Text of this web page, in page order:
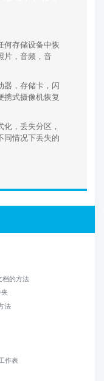
何存储设备中恢
片，音频，音
器，存储卡，闪
携式摄像机恢复
，丢失分区，
同情况下丢失的
档的方法
法
作表